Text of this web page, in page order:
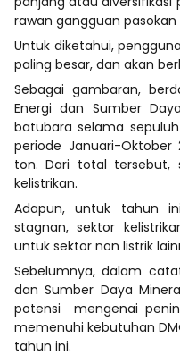
rawan gangguan pasokan
Untuk diketahui,
paling besar, dan akan
Sebagai gambaran,
Energi dan Sumber
batubara selama
periode Januari-
ton. Dari total tersebut,
kelistrikan.
Adapun, untuk tahun
stagnan, sektor
untuk sektor non listrik
Sebelumnya, dalam
dan Sumber Daya
potensi mengenai
memenuhi kebutuhan
tahun ini.